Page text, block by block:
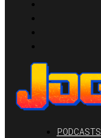
PODCASTS